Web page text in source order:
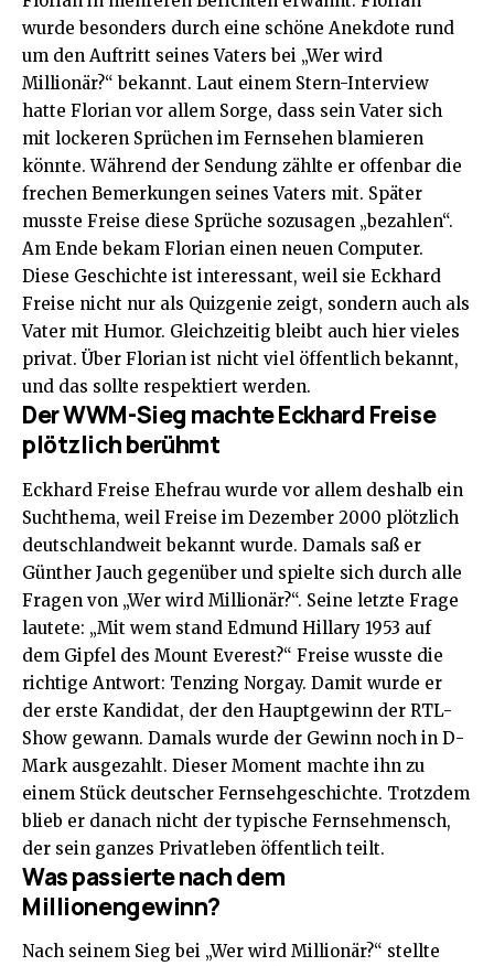
wurde besonders durch eine schöne Anekdote rund
um den Auftritt seines Vaters bei „Wer wird
Millionär?“ bekannt. Laut einem Stern-Interview
hatte Florian vor allem Sorge, dass sein Vater sich
mit lockeren Sprüchen im Fernsehen blamieren
könnte. Während der Sendung zählte er offenbar die
frechen Bemerkungen seines Vaters mit. Später
musste Freise diese Sprüche sozusagen „bezahlen“.
Am Ende bekam Florian einen neuen Computer.
Diese Geschichte ist interessant, weil sie Eckhard
Freise nicht nur als Quizgenie zeigt, sondern auch als
Vater mit Humor. Gleichzeitig bleibt auch hier vieles
privat. Über Florian ist nicht viel öffentlich bekannt,
und das sollte respektiert werden.
Der WWM-Sieg machte Eckhard Freise
plötzlich berühmt
Eckhard Freise Ehefrau wurde vor allem deshalb ein
Suchthema, weil Freise im Dezember 2000 plötzlich
deutschlandweit bekannt wurde. Damals saß er
Günther Jauch gegenüber und spielte sich durch alle
Fragen von „Wer wird Millionär?“. Seine letzte Frage
lautete: „Mit wem stand Edmund Hillary 1953 auf
dem Gipfel des Mount Everest?“ Freise wusste die
richtige Antwort: Tenzing Norgay. Damit wurde er
der erste Kandidat, der den Hauptgewinn der RTL-
Show gewann. Damals wurde der Gewinn noch in D-
Mark ausgezahlt. Dieser Moment machte ihn zu
einem Stück deutscher Fernsehgeschichte. Trotzdem
blieb er danach nicht der typische Fernsehmensch,
der sein ganzes Privatleben öffentlich teilt.
Was passierte nach dem
Millionengewinn?
Nach seinem Sieg bei „Wer wird Millionär?“ stellte